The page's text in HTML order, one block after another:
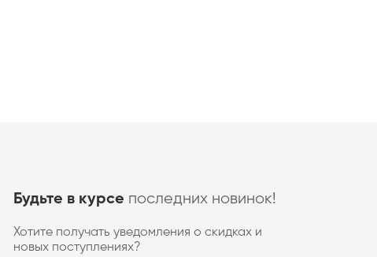
Будьте в курсе последних новинок!
Хотите получать уведомления о скидках и
новых поступлениях?